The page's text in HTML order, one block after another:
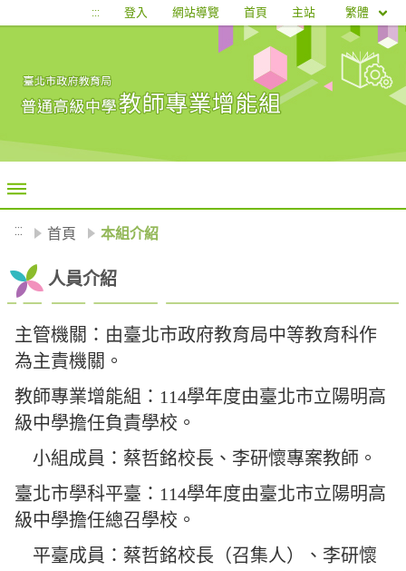
移至網頁之主要內容區位置
::: 登入 網站導覽 首頁 主站 繁體
::: 首頁 本組介紹
人員介紹
主管機關：由臺北市政府教育局中等教育科作
為主責機關。
教師專業增能組：114學年度由臺北市立陽明高
級中學擔任負責學校。
小組成員：蔡哲銘校長、李研懷專案教師。
臺北市學科平臺：114學年度由臺北市立陽明高
級中學擔任總召學校。
平臺成員：蔡哲銘校長（召集人）、李研懷